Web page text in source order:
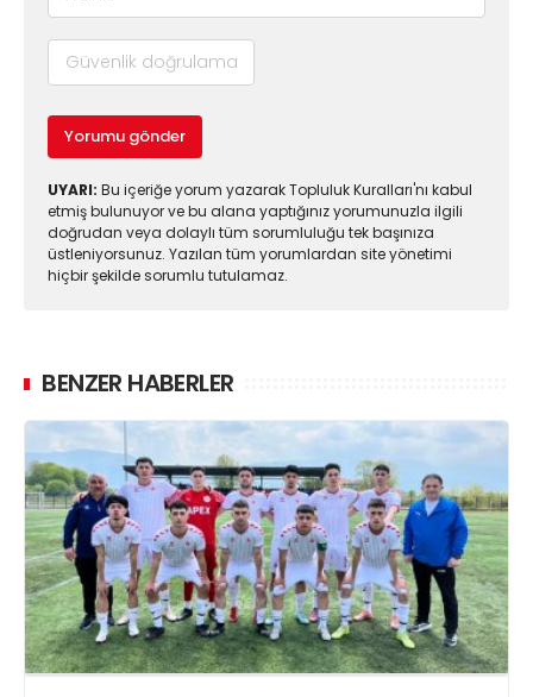
Yorumu gönder
UYARI: Bu içeriğe yorum yazarak Topluluk Kuralları'nı kabul
etmiş bulunuyor ve bu alana yaptığınız yorumunuzla ilgili
doğrudan veya dolaylı tüm sorumluluğu tek başınıza
üstleniyorsunuz. Yazılan tüm yorumlardan site yönetimi
hiçbir şekilde sorumlu tutulamaz.
BENZER HABERLER